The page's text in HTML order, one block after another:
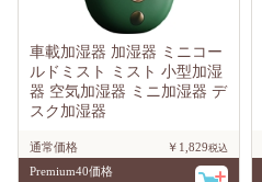
車載加湿器 加湿器 ミニコー
ルドミスト ミスト 小型加湿
器 空気加湿器 ミニ加湿器 デ
スク加湿器
通常価格
￥1,829
Premium40価格